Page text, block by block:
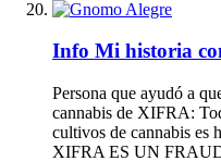
Info Mi historia
Persona que ayudó a
cannabis de XIFRA:
cultivos de cannabis es
XIFRA ES UN